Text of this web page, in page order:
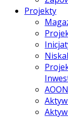
Projekty